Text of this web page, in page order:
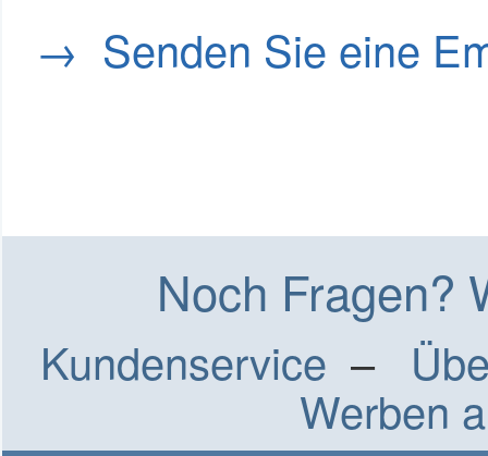
→ Senden Sie eine
Noch Fragen?
Kundenservice –
Werben